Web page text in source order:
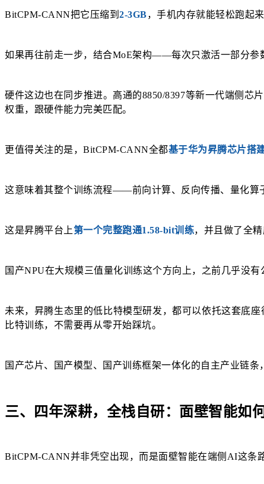
BitCPM-CANN把它压缩到 2-3GB，手机内存就能轻松跑起
如果再往前走一步，结合MoE架构——每次只激活一部分参
硬件这边也在同步推进。高通的8850/8397等新一代端侧芯
权重，跟硬件能力完美匹配。
更值得关注的是，BitCPM-CANN全都基于华为昇腾芯片搭
这意味着其整个训练流程——前向计算、反向传播、量化算
这是昇腾平台上第一个完整跑通1.58-bit训练，并且做了全
国产NPU在大规模三值量化训练这个方向上，之前几乎没
未来，昇腾生态里的低比特模型研发，都可以依托这套底
比特训练，不需要再从零开始踩坑。
国产芯片、国产模型、国产训练框架一体化的自主产业链条
三、四年深耕，全栈自研：面壁智能如
BitCPM-CANN并非凭空出现，而是面壁智能在端侧AI这条